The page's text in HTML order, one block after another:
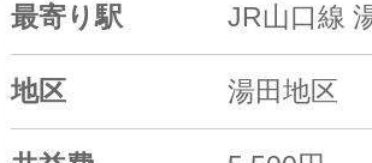
最寄り駅 JR山口線
地区 湯田地区